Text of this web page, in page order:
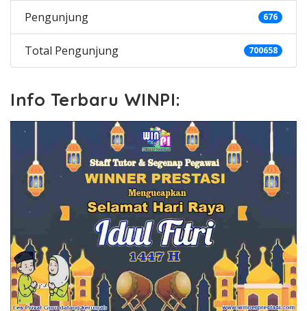
Pengunjung 676
Total Pengunjung 700658
Info Terbaru WINPI: